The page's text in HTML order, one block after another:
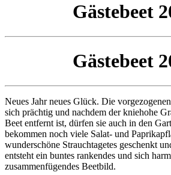
Gästebeet
Gästebeet
Neues Jahr neues Glück. Die
sich prächtig und nachdem der kniehohe
Beet entfernt ist, dürfen sie auch in den
bekommen noch viele Salat- und
wunderschöne Strauchtagetes geschenkt
entsteht ein buntes rankendes und sich
zusammenfügendes Beetbild.